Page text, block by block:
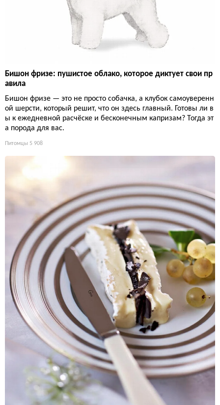
Бишон фризе: пушистое облако, которое диктует свои пр
авила
Бишон фризе — это не просто собачка, а клубок самоуверенн
ой шерсти, который решит, что он здесь главный. Готовы ли в
ы к ежедневной расчёске и бесконечным капризам? Тогда эт
а порода для вас.
Питомцы 5 908